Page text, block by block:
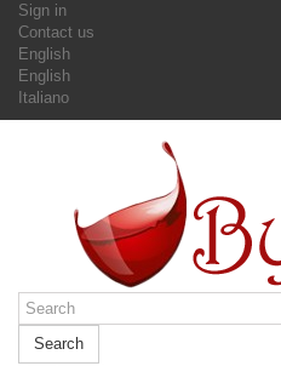
Sign in
Contact us
English
English
Italiano
Search